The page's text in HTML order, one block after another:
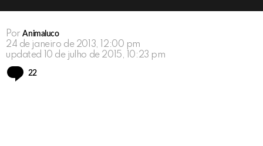
Por Animaluco
24 de janeiro de 2013, 12:00 pm
updated
10 de julho de 2015, 10:23 pm
22